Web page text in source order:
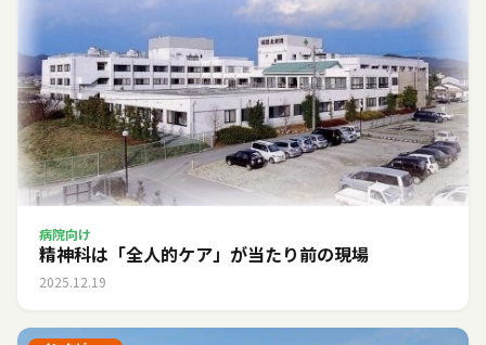
病院向け
精神科は「全人的ケア」が当たり前の現場
2025.12.19